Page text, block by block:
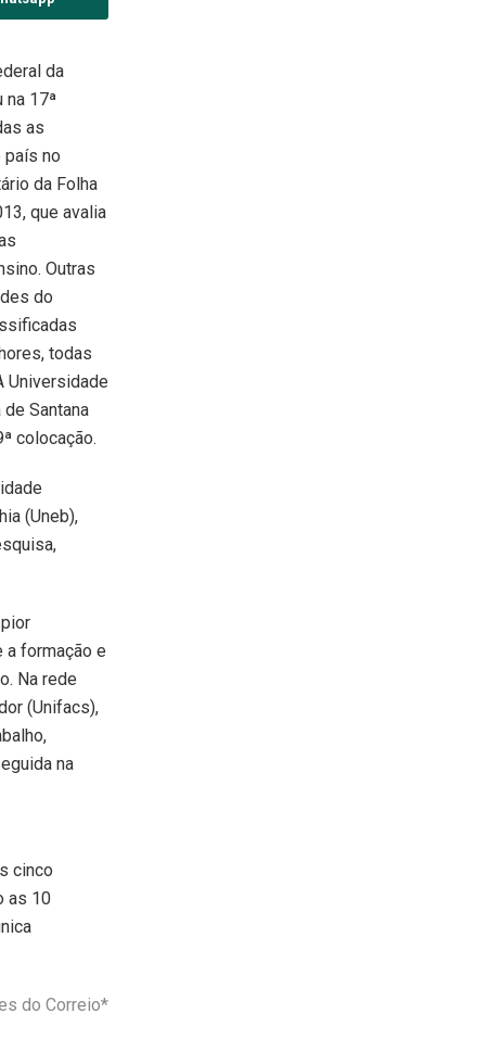
da
na 17ª
as
no
da Folha
que avalia
Outras
do
todas
Universidade
Santana
colocação.
(Uneb),
a formação e
Na rede
(Unifacs),
na
cinco
as 10
do Correio*